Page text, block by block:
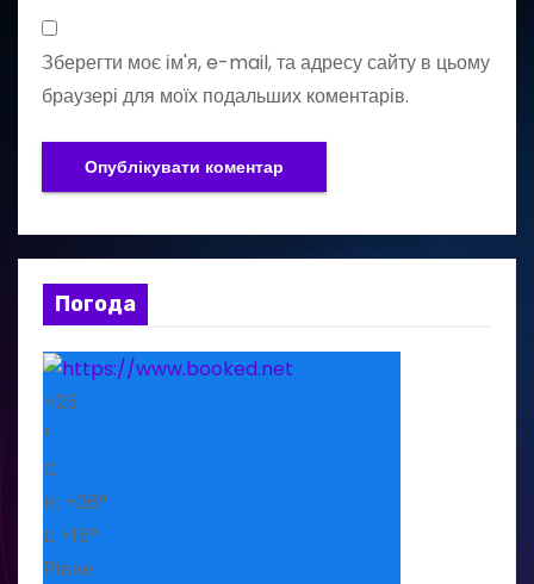
Зберегти моє ім'я, e-mail, та адресу сайту в цьому
браузері для моїх подальших коментарів.
Погода
+25
°
C
H: +26°
L: +15°
Рівне